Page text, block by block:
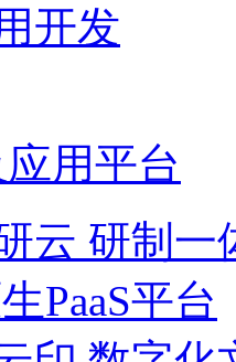
开发
用平台
云 研制
PaaS平台